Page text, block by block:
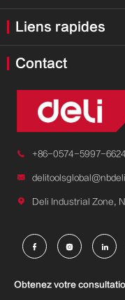
Liens rapides
Contact
 +86-0574-5997-6624

 Deli Industrial Zone,
  
Obtenez votre